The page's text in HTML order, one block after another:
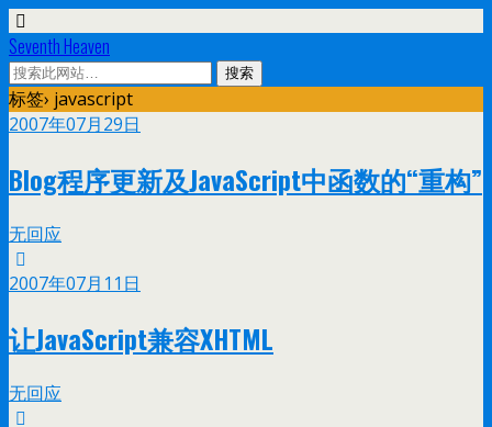
Seventh Heaven
标签› javascript
2007年07月29日
Blog程序更新及JavaScript中函数的“重构”
无回应
2007年07月11日
让JavaScript兼容XHTML
无回应